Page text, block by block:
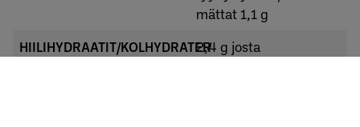
mättat 1,1 g
HIILIHYDRAATIT/KOLHYDRATER2,4 g josta